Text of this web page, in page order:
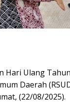
Hari Ulang
Daerah
(22/08/2025).